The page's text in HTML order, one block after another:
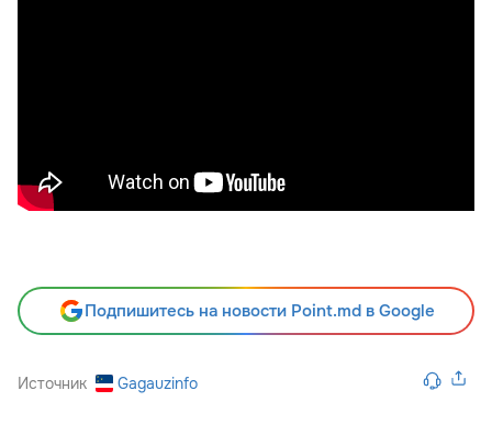
Подпишитесь на новости Point.md в Google
Источник Gagauzinfo